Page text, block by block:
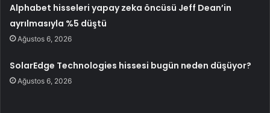
Alphabet hisseleri yapay zeka öncüsü Jeff Dean’in
ayrılmasıyla %5 düştü
Ağustos 6, 2026
SolarEdge Technologies hissesi bugün neden düşüyor?
Ağustos 6, 2026